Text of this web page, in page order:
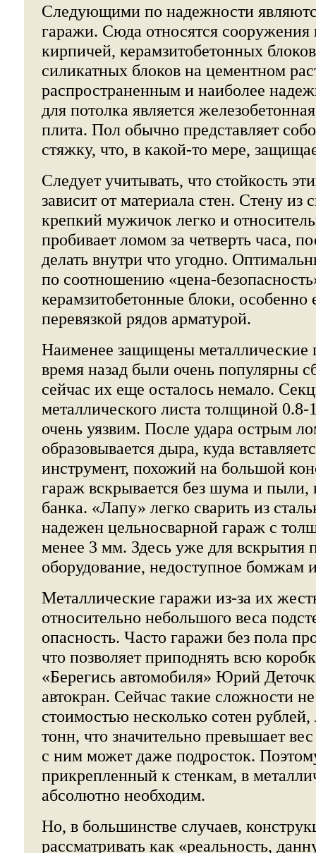
Следующими по надежности
гаражи. Сюда относятся сооружения
кирпичей, керамзитобетонных
силикатных блоков на цементном
распространенным и наиболее
для потолка является
плита. Пол обычно представляет
стяжку, что, в какой-то мере,
Следует учитывать, что стойкость
зависит от материала стен. Стену из
крепкий мужичок легко и
пробивает ломом за четверть часа,
делать внутри что угодно.
по соотношению «цена-
керамзитобетонные блоки, особенно
перевязкой рядов арматурой.
Наименее защищены металлические
время назад были очень популярны
сейчас их еще осталось немало.
металлического листа толщиной
очень уязвим. После удара острым
образовывается дыра, куда
инструмент, похожий на большой
гараж вскрывается без шума и пыли,
банка. «Лапу» легко сварить из
надежен цельносварной гараж с
менее 3 мм. Здесь уже для вскрытия
оборудование, недоступное бомжам
Металлические гаражи из-за их
относительно небольшого веса
опасность. Часто гаражи без пола
что позволяет приподнять всю
«Берегись автомобиля» Юрий
автокран. Сейчас такие сложности
стоимостью несколько сотен
тонн, что значительно превышает
с ним может даже подросток.
прикрепленный к стенкам, в
абсолютно необходим.
Но, в большинстве случаев,
рассматривать как «реальность,